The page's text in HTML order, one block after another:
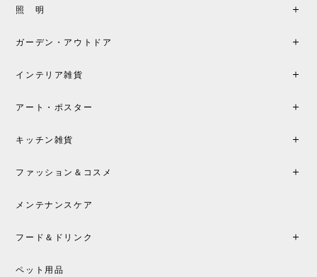
照 明
ガーデン・アウトドア
インテリア雑貨
アート・ポスター
キッチン雑貨
ファッション＆コスメ
メンテナンスケア
フード＆ドリンク
ペット用品